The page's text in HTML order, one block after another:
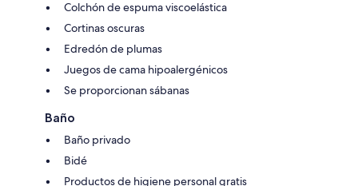
Colchón de espuma viscoelástica
Cortinas oscuras
Edredón de plumas
Juegos de cama hipoalergénicos
Se proporcionan sábanas
Baño
Baño privado
Bidé
Productos de higiene personal gratis